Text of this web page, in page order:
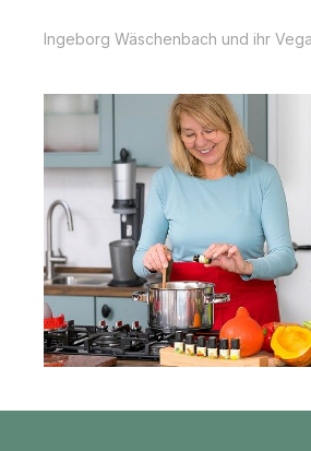
Ingeborg Wäschenbach und ihr